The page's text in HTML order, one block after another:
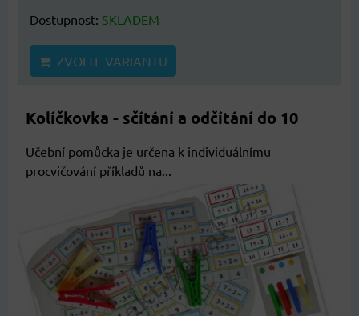
Dostupnost: SKLADEM
ZVOLTE VARIANTU
Kolíčkovka - sčítání a odčítání do 10
Učební pomůcka je určena k individuálnímu
procvičování příkladů na...